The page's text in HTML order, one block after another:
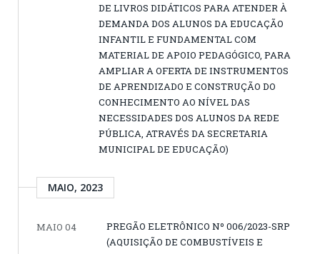
DE LIVROS DIDÁTICOS PARA ATENDER À
DEMANDA DOS ALUNOS DA EDUCAÇÃO
INFANTIL E FUNDAMENTAL COM
MATERIAL DE APOIO PEDAGÓGICO, PARA
AMPLIAR A OFERTA DE INSTRUMENTOS
DE APRENDIZADO E CONSTRUÇÃO DO
CONHECIMENTO AO NÍVEL DAS
NECESSIDADES DOS ALUNOS DA REDE
PÚBLICA, ATRAVÉS DA SECRETARIA
MUNICIPAL DE EDUCAÇÃO)
MAIO, 2023
MAIO 04
PREGÃO ELETRÔNICO Nº 006/2023-SRP
(AQUISIÇÃO DE COMBUSTÍVEIS E